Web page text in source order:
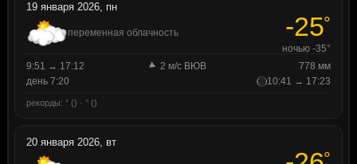
19 января 2026, пн
переменная облачность -25°
ночью -35°
9:51 → 17:12
2 м/с ВЮВ
778 мм
день 7:20
10:41 → 17:23
рекорды: ° () · ° ()
20 января 2026, вт
°